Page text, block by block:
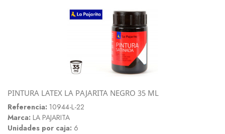
PINTURA LATEX LA PAJARITA NEGRO 35 ML
Referencia: 10944-L-22
Marca: LA PAJARITA
Unidades por caja: 6